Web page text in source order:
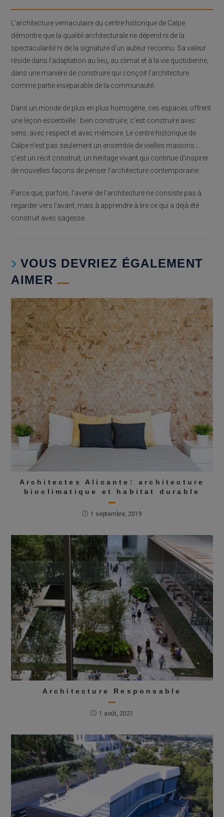
L’architecture vernaculaire du centre historique de Calpe
démontre que la qualité architecturale ne dépend ni de la
spectacularité ni de la signature d’un auteur reconnu. Sa valeur
réside dans l’adaptation au lieu, au climat et à la vie quotidienne,
dans une manière de construire qui conçoit l’architecture
comme partie inséparable de la communauté.
Dans un monde de plus en plus homogène, ces espaces offrent
une leçon essentielle : bien construire, c’est construire avec
sens, avec respect et avec mémoire. Le centre historique de
Calpe n’est pas seulement un ensemble de vieilles maisons ;
c’est un récit construit, un héritage vivant qui continue d’inspirer
de nouvelles façons de penser l’architecture contemporaine.
Parce que, parfois, l’avenir de l’architecture ne consiste pas à
regarder vers l’avant, mais à apprendre à lire ce qui a déjà été
construit avec sagesse.
VOUS DEVRIEZ ÉGALEMENT
AIMER
Architectes Alicante: architecture
bioclimatique et habitat durable
1 septembre, 2019
Architecture Responsable
1 août, 2021